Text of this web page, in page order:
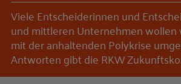
Viele Entscheiderinnen und
und mittleren Unternehmen wollen
mit der anhaltenden Polykrise
Antworten gibt die RKW